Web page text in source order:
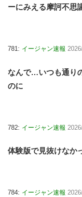
ーにみえる摩訶不思
781: イージャン速報
なんで…いつも通り
のに
782: イージャン速報
体験版で見抜けなか
784: イージャン速報